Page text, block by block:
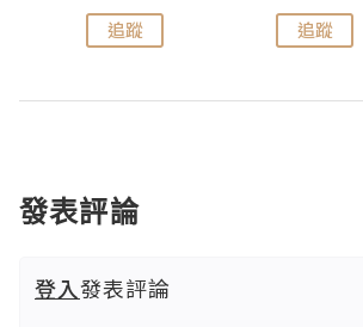
追蹤 追蹤
發表評論
登入發表評論